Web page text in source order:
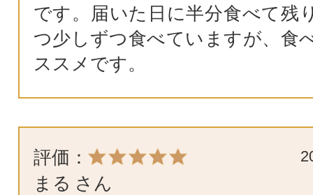
です。届いた日に半分食べて残
つ少しずつ食べていますが、食
ススメです。
評価：
まる さん